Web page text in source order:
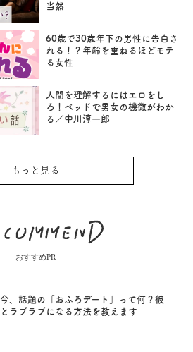
当然
60歳で30歳年下の男性に告白さ
れる！？年齢を重ねるほどモテ
る女性
人間を理解するにはエロをし
ろ！ベッドで男女の機微がわか
る／中川淳一郎
もっと見る
おすすめPR
今、話題の「おふろデート」って何？彼
とラブラブになる方法を教えます